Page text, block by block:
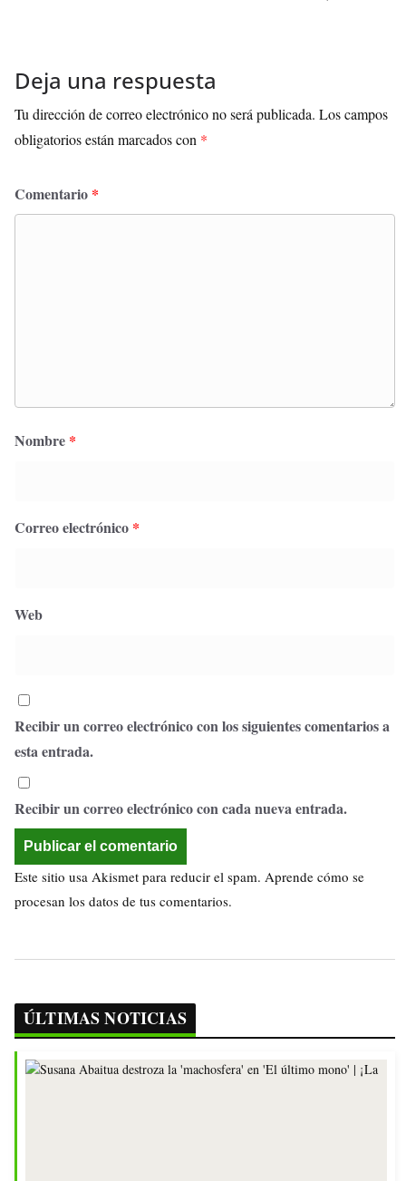
Deja una respuesta
Tu dirección de correo electrónico no será publicada. Los campos
obligatorios están marcados con *
Comentario *
Nombre *
Correo electrónico *
Web
Recibir un correo electrónico con los siguientes comentarios a
esta entrada.
Recibir un correo electrónico con cada nueva entrada.
Este sitio usa Akismet para reducir el spam. Aprende cómo se
procesan los datos de tus comentarios.
ÚLTIMAS NOTICIAS